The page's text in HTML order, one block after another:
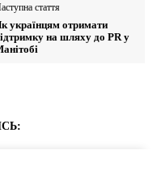
стаття
українцям отримати
на шляху до PR у